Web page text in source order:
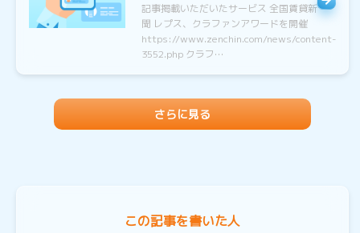
記事掲載いただいたサービス 全国賃貸新
聞 レプス、クラファンアワードを開催
https://www.zenchin.com/news/content-
3552.php クラフ…
さらに見る
この記事を書いた人